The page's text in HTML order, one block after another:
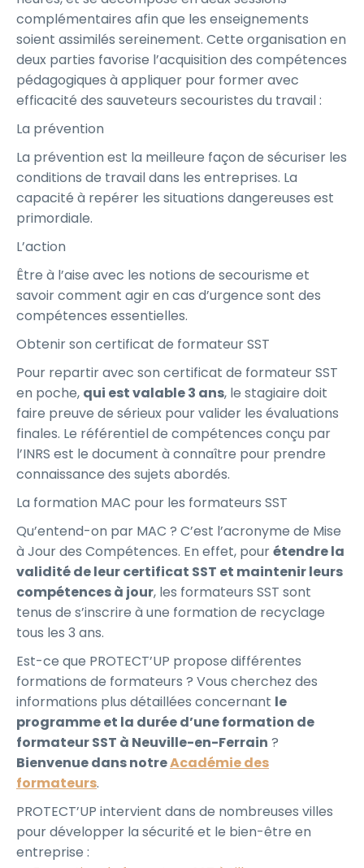
complémentaires afin que les enseignements
soient assimilés sereinement. Cette organisation en
deux parties favorise l’acquisition des compétences
pédagogiques à appliquer pour former avec
efficacité des sauveteurs secouristes du travail :
La prévention
La prévention est la meilleure façon de sécuriser les
conditions de travail dans les entreprises. La
capacité à repérer les situations dangereuses est
primordiale.
L’action
Être à l’aise avec les notions de secourisme et
savoir comment agir en cas d’urgence sont des
compétences essentielles.
Obtenir son certificat de formateur SST
Pour repartir avec son certificat de formateur SST
en poche, qui est valable 3 ans, le stagiaire doit
faire preuve de sérieux pour valider les évaluations
finales. Le référentiel de compétences conçu par
l’INRS est le document à connaître pour prendre
connaissance des sujets abordés.
La formation MAC pour les formateurs SST
Qu’entend-on par MAC ? C’est l’acronyme de Mise
à Jour des Compétences. En effet, pourétendre la
validité de leur certificat SST et maintenir leurs
compétences à jour, les formateurs SST sont
tenus de s’inscrire à une formation de recyclage
tous les 3 ans.
Est-ce que PROTECT’UP propose différentes
formations de formateurs ? Vous cherchez des
informations plus détaillées concernant le
programme et la durée d’une formation de
formateur SST à Neuville-en-Ferrain ?
Bienvenue dans notreAcadémie des
formateurs.
PROTECT’UP intervient dans de nombreuses villes
pour développer la sécurité et le bien-être en
entreprise :